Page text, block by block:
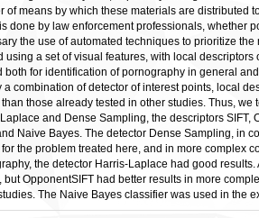
of means by which these materials are distributed
done by law enforcement professionals, whether
the use of automated techniques to prioritize
using a set of visual features, with local
both for identification of pornography in general
a combination of detector of interest points, local
those already tested in other studies. Thus,
and Dense Sampling, the descriptors SIFT,
Naive Bayes. The detector Dense Sampling, in
the problem treated here, and in more complex
the detector Harris-Laplace had good
but OpponentSIFT had better results in more
The Naive Bayes classifier was used in the